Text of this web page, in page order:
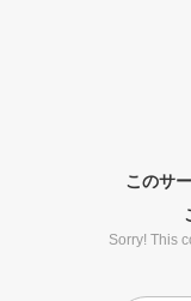
このサ
Sorry! This